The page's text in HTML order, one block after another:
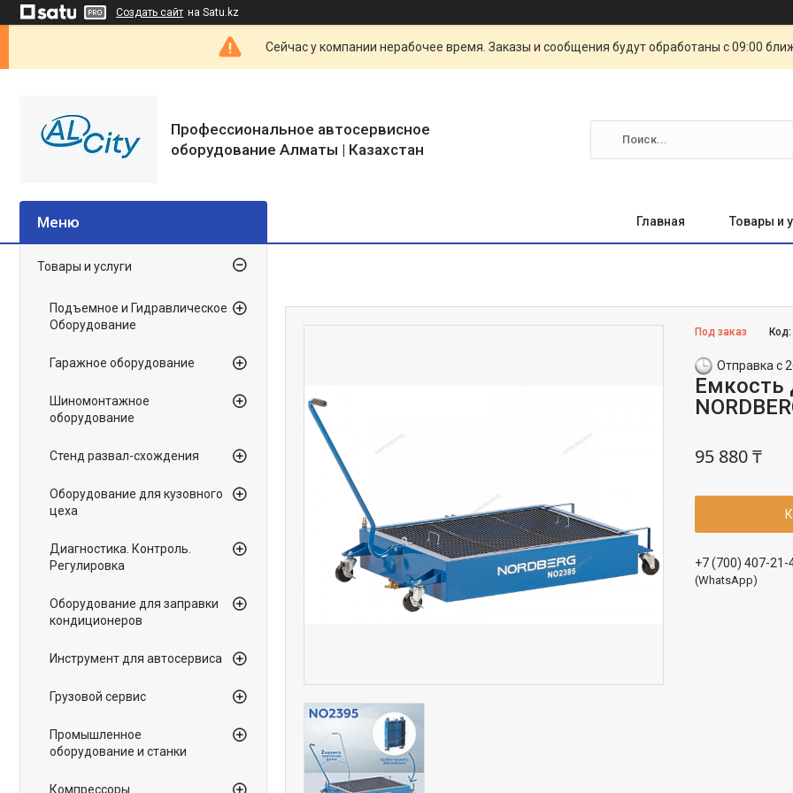
Создать сайт на Satu.kz
Сейчас у компании нерабочее время. Заказы и сообщения будут обработаны с 09:00
Профессиональное автосервисное
оборудование Алматы | Казахстан
Главная Товары и
Под заказ Код:
Отправка с
Емкость
95 880 ₸
+7 (700) 407-21-
(WhatsApp)
Товары и услуги
Подъемное и Гидравлическое
Оборудование
Гаражное оборудование
Шиномонтажное
оборудование
Стенд развал-схождения
Оборудование для кузовного
цеха
Диагностика. Контроль.
Регулировка
Оборудование для заправки
кондиционеров
Инструмент для автосервиса
Грузовой сервис
Промышленное
оборудование и станки
Компрессоры